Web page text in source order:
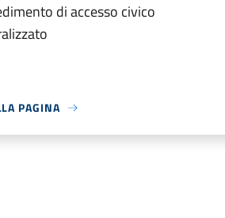
di accesso civico
PAGINA